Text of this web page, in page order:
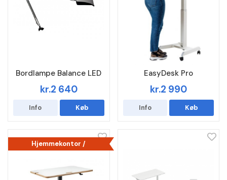
Bordlampe Balance LED
kr.2 640
Info Køb
EasyDesk Pro
kr.2 990
Info Køb
Hjemmekontor /